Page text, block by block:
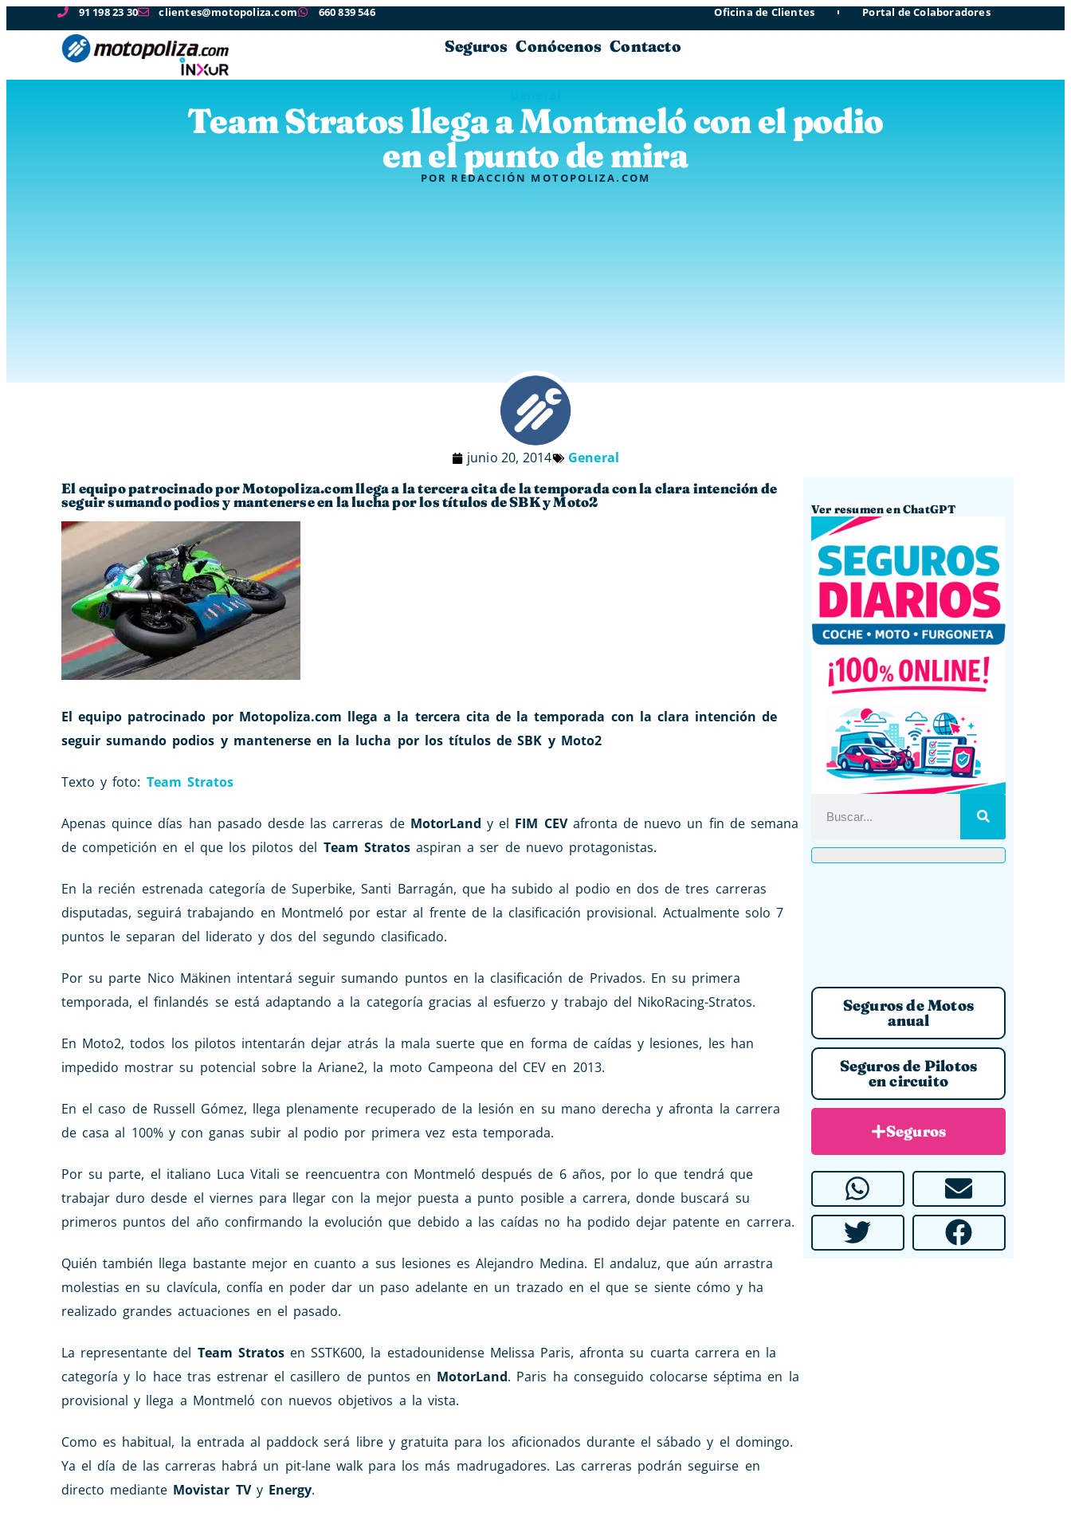
91 198 23 30 clientes@motopoliza.com 660 839 546 Oficina de Clientes Portal de Colaboradores
Seguros Conócenos Contacto
Team Stratos llega a Montmeló con el podio
en el punto de mira
POR REDACCIÓN MOTOPOLIZA.COM
junio 20, 2014 General
El equipo patrocinado por Motopoliza.com llega a la tercera cita de la temporada con la clara intención de
seguir sumando podios y mantenerse en la lucha por los títulos de SBK y Moto2
El equipo patrocinado por Motopoliza.com llega a la tercera cita de la temporada con la clara intención de
seguir sumando podios y mantenerse en la lucha por los títulos de SBK y Moto2
Texto y foto: Team Stratos
Apenas quince días han pasado desde las carreras de MotorLand y el FIM CEVafronta de nuevo un fin de semana
de competición en el que los pilotos del Team Stratosaspiran a ser de nuevo protagonistas.
En la recién estrenada categoría de Superbike, Santi Barragán, que ha subido al podio en dos de tres carreras
disputadas, seguirá trabajando en Montmeló por estar al frente de la clasificación provisional. Actualmente solo 7
puntos le separan del liderato y dos del segundo clasificado.
Por su parte Nico Mäkinen intentará seguir sumando puntos en la clasificación de Privados. En su primera
temporada, el finlandés se está adaptando a la categoría gracias al esfuerzo y trabajo del NikoRacing-Stratos.
En Moto2, todos los pilotos intentarán dejar atrás la mala suerte que en forma de caídas y lesiones, les han
impedido mostrar su potencial sobre la Ariane2, la moto Campeona del CEV en 2013.
En el caso de Russell Gómez, llega plenamente recuperado de la lesión en su mano derecha y afronta la carrera
de casa al 100% y con ganas subir al podio por primera vez esta temporada.
Por su parte, el italiano Luca Vitali se reencuentra con Montmeló después de 6 años, por lo que tendrá que
trabajar duro desde el viernes para llegar con la mejor puesta a punto posible a carrera, donde buscará su
primeros puntos del año confirmando la evolución que debido a las caídas no ha podido dejar patente en carrera.
Quién también llega bastante mejor en cuanto a sus lesiones es Alejandro Medina. El andaluz, que aún arrastra
molestias en su clavícula, confía en poder dar un paso adelante en un trazado en el que se siente cómo y ha
realizado grandes actuaciones en el pasado.
La representante del Team Stratosen SSTK600, la estadounidense Melissa Paris, afronta su cuarta carrera en la
categoría y lo hace tras estrenar el casillero de puntos en MotorLand. Paris ha conseguido colocarse séptima en la
provisional y llega a Montmeló con nuevos objetivos a la vista.
Como es habitual, la entrada al paddock será libre y gratuita para los aficionados durante el sábado y el domingo.
Ya el día de las carreras habrá un pit-lane walk para los más madrugadores. Las carreras podrán seguirse en
directo mediante Movistar TVy Energy.
Ver resumen en ChatGPT
Seguros de Motos
anual
Seguros de Pilotos
en circuito
Seguros